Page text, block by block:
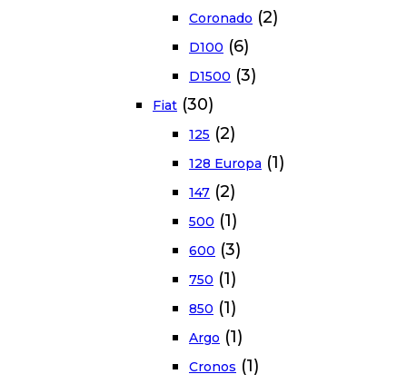
Coronado (2)
D100 (6)
D1500 (3)
Fiat (30)
125 (2)
128 Europa (1)
147 (2)
500 (1)
600 (3)
750 (1)
850 (1)
Argo (1)
Cronos (1)